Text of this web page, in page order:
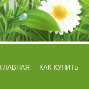
ГЛАВНАЯ КАК КУПИТЬ